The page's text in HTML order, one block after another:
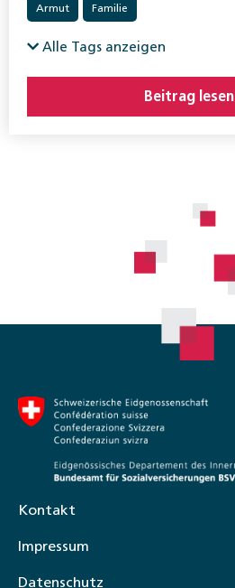
Armut Familie
Alle Tags anzeigen
Beitrag lesen
Kontakt
Impressum
Datenschutz